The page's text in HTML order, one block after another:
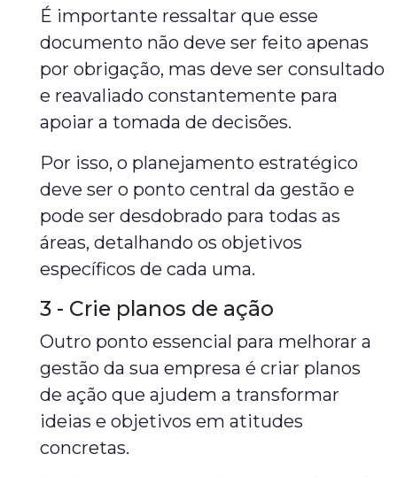
É importante ressaltar que esse
documento não deve ser feito apenas
por obrigação, mas deve ser consultado
e reavaliado constantemente para
apoiar a tomada de decisões.
Por isso, o planejamento estratégico
deve ser o ponto central da gestão e
pode ser desdobrado para todas as
áreas, detalhando os objetivos
específicos de cada uma.
3 - Crie planos de ação
Outro ponto essencial para melhorar a
gestão da sua empresa é criar planos
de ação que ajudem a transformar
ideias e objetivos em atitudes
concretas.